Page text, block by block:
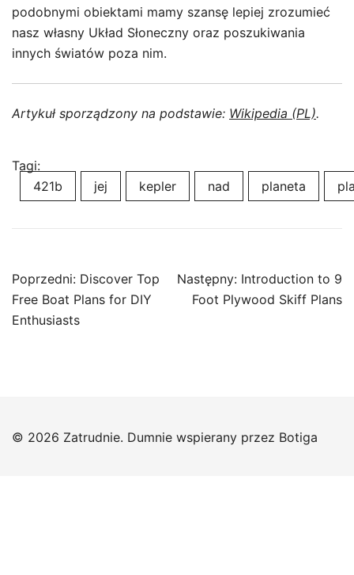
podobnymi obiektami mamy szansę lepiej zrozumieć
nasz własny Układ Słoneczny oraz poszukiwania
innych światów poza nim.
Artykuł sporządzony na podstawie: Wikipedia (PL).
Tagi:
421b
jej kepler nad planeta
Nawigacja
wpisu
Poprzedni: Discover Top
Free Boat Plans for DIY
Enthusiasts
Następny: Introduction to 9
Foot Plywood Skiff Plans
© 2026 Zatrudnie. Dumnie wspierany przez Botiga